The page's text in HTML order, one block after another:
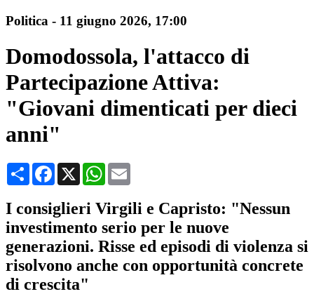
Politica - 11 giugno 2026, 17:00
Domodossola, l'attacco di
Partecipazione Attiva:
"Giovani dimenticati per dieci
anni"
CondividiFacebook
X WhatsApp
I consiglieri Virgili e Capristo: "Nessun
investimento serio per le nuove
generazioni. Risse ed episodi di violenza si
risolvono anche con opportunità concrete
di crescita"